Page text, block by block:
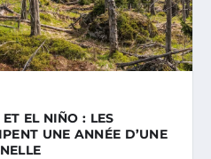
EL NIÑO : LES
UNE ANNÉE D’UNE